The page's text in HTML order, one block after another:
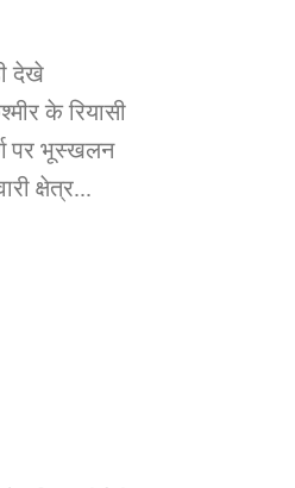
देखे
के रियासी
पर भूस्खलन
क्षेत्र...